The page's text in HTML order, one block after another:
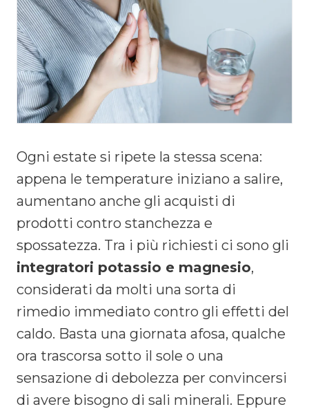
Ogni estate si ripete la stessa scena:
appena le temperature iniziano a salire,
aumentano anche gli acquisti di
prodotti contro stanchezza e
spossatezza. Tra i più richiesti ci sono gli
integratori potassio e magnesio,
considerati da molti una sorta di
rimedio immediato contro gli effetti del
caldo. Basta una giornata afosa, qualche
ora trascorsa sotto il sole o una
sensazione di debolezza per convincersi
di avere bisogno di sali minerali. Eppure